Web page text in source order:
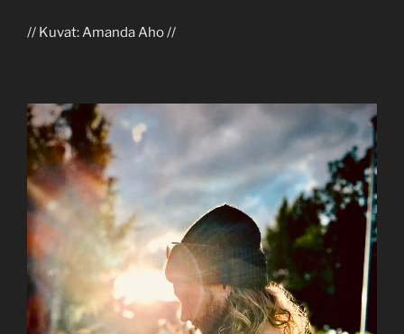
// Kuvat: Amanda Aho //